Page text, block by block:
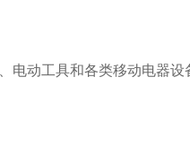
动工具和各类移动电器设